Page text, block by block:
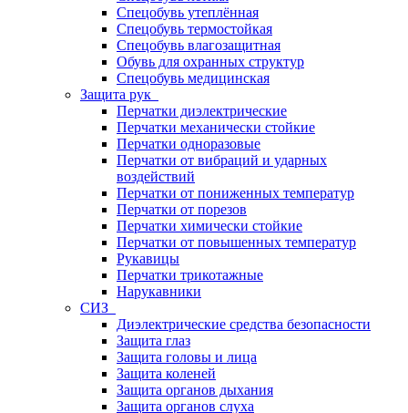
Спецобувь утеплённая
Спецобувь термостойкая
Спецобувь влагозащитная
Обувь для охранных структур
Спецобувь медицинская
Защита рук
Перчатки диэлектрические
Перчатки механически стойкие
Перчатки одноразовые
Перчатки от вибраций и ударных
воздействий
Перчатки от пониженных температур
Перчатки от порезов
Перчатки химически стойкие
Перчатки от повышенных температур
Рукавицы
Перчатки трикотажные
Нарукавники
СИЗ
Диэлектрические средства безопасности
Защита глаз
Защита головы и лица
Защита коленей
Защита органов дыхания
Защита органов слуха